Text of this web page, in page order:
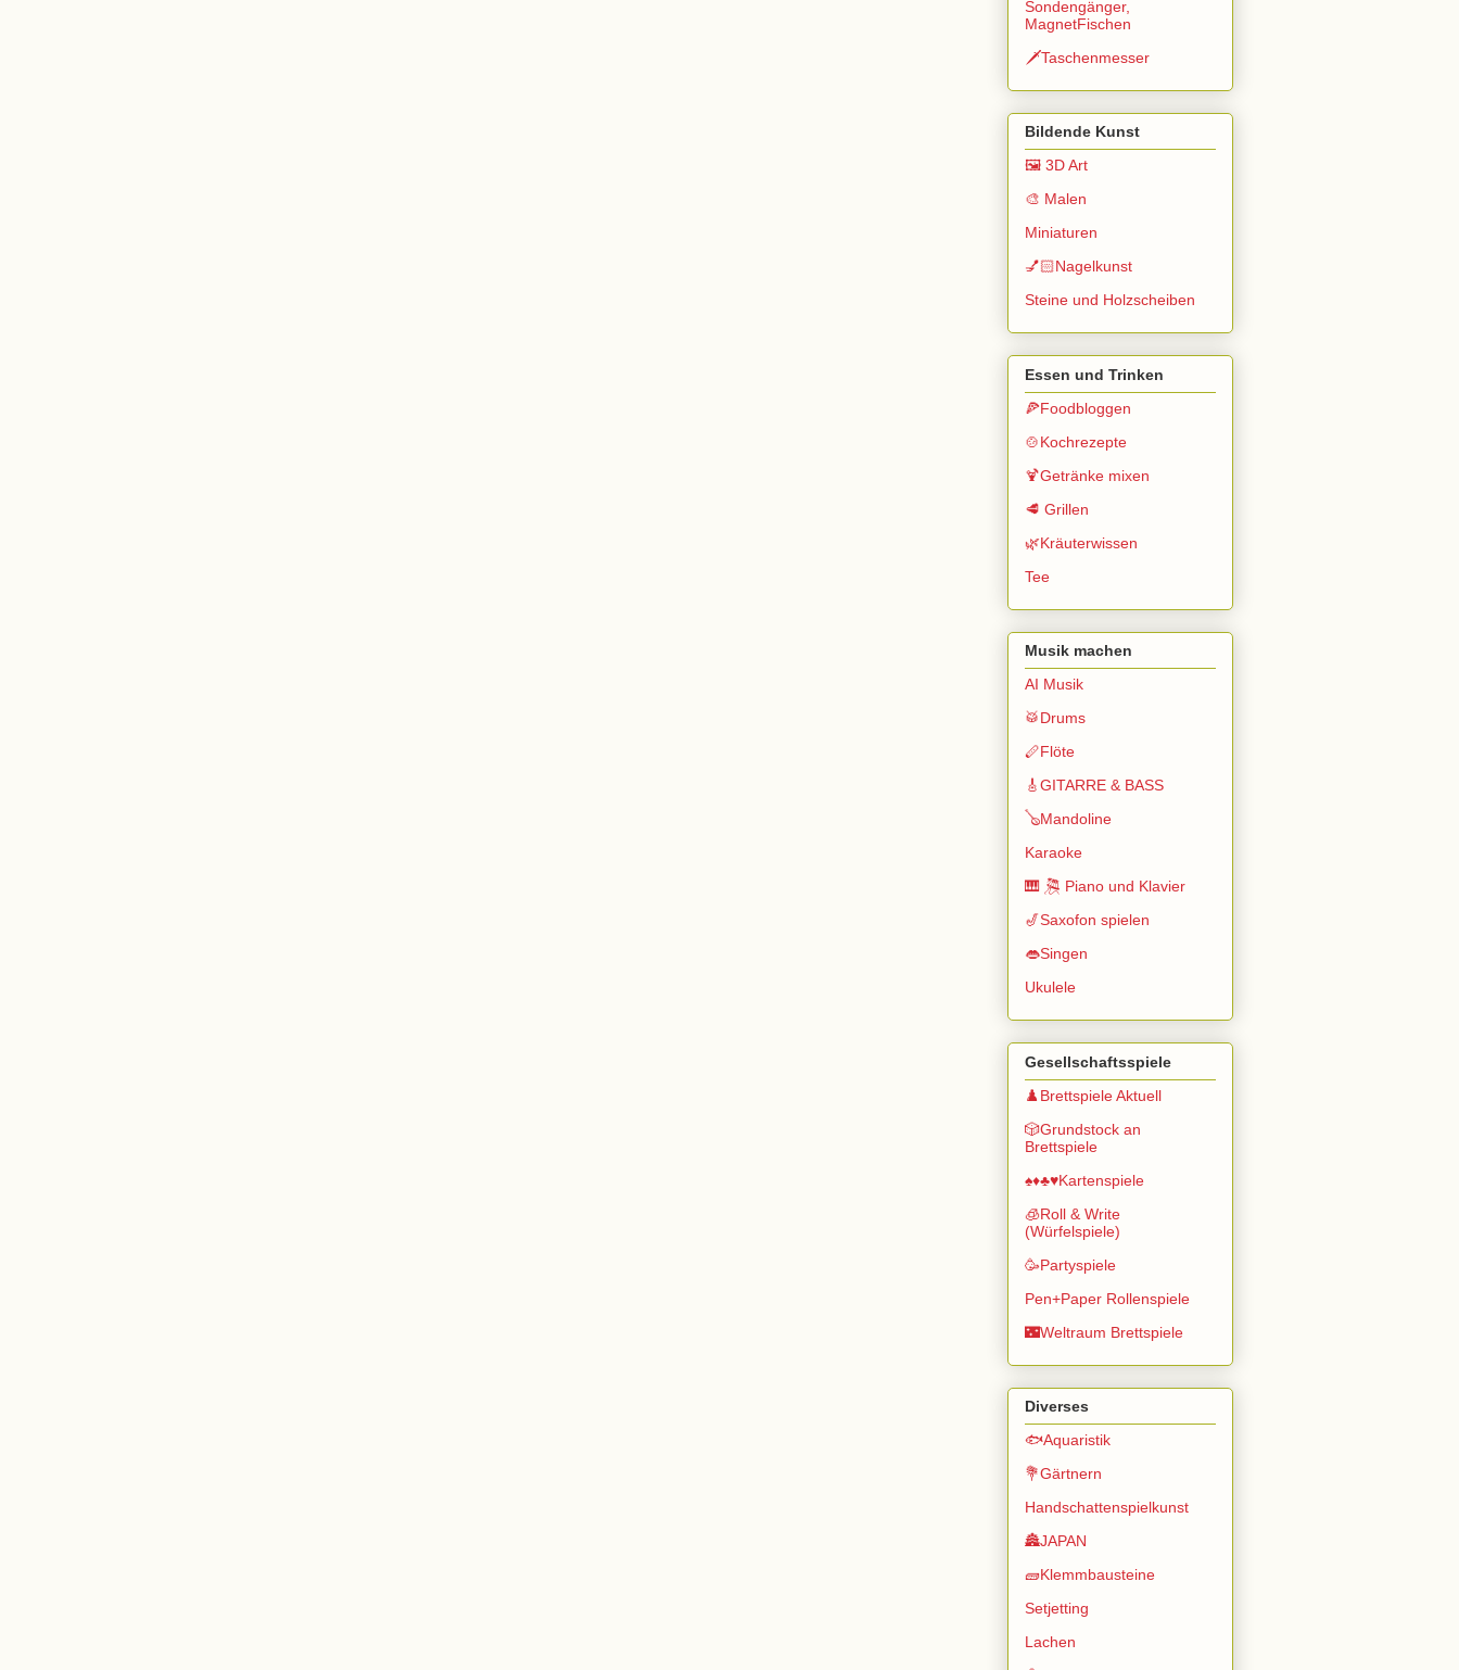
Sondengänger,
MagnetFischen
🗡️Taschenmesser
Bildende Kunst
🖼️ 3D Art
🎨 Malen
Miniaturen
💅🏻Nagelkunst
Steine und Holzscheiben
Essen und Trinken
🍕Foodbloggen
🍲Kochrezepte
🍹Getränke mixen
🥩 Grillen
🌿Kräuterwissen
Tee
Musik machen
AI Musik
🥁Drums
🪈Flöte
🎸GITARRE & BASS
🪕Mandoline
Karaoke
🎹 🎘 Piano und Klavier
🎷Saxofon spielen
👄Singen
Ukulele
Gesellschaftsspiele
♟️Brettspiele Aktuell
🎲Grundstock an
Brettspiele
♠️♦️♣️♥️Kartenspiele
🧊Roll & Write
(Würfelspiele)
🥳Partyspiele
Pen+Paper Rollenspiele
🌃Weltraum Brettspiele
Diverses
🐟Aquaristik
💐Gärtnern
Handschattenspielkunst
🏯JAPAN
🧱Klemmbausteine
Setjetting
Lachen